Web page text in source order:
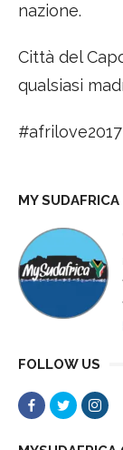
nazione.
Città del
qualsiasi
#afrilove2017
MY SUDAFRICA
FOLLOW US